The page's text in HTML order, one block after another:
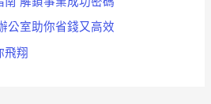
公室助你省錢又高效
飛翔